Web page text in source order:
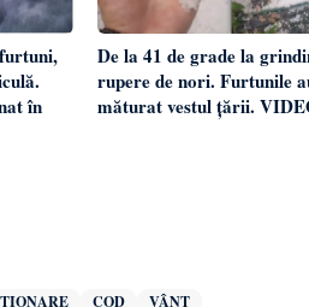
în
De la 41 de grade la
rupere de nori. Furtunile
măturat vestul țării.
COD VÂNT